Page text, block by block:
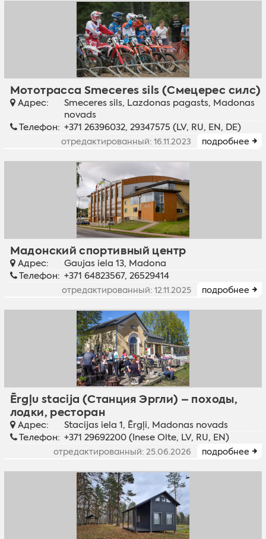
Мототрасса Smeceres sils (Смецерес силс)
Адрес:
Smeceres sils, Lazdonas pagasts, Madonas
novads
Телефон: +371 26396032, 29347575 (LV, RU, EN, DE)
отредактированный: 16.11.2023 подробнее
Мадонский спортивный центр
Адрес:
Gaujas iela 13, Madona
Телефон: +371 64823567, 26529414
отредактированный: 12.11.2025 подробнее
Ērgļu stacija (Станция Эргли) – походы,
лодки, ресторан
Адрес:
Stacijas iela 1, Ērgļi, Madonas novads
Телефон: +371 29692200 (Inese Olte, LV, RU, EN)
отредактированный: 25.06.2026 подробнее